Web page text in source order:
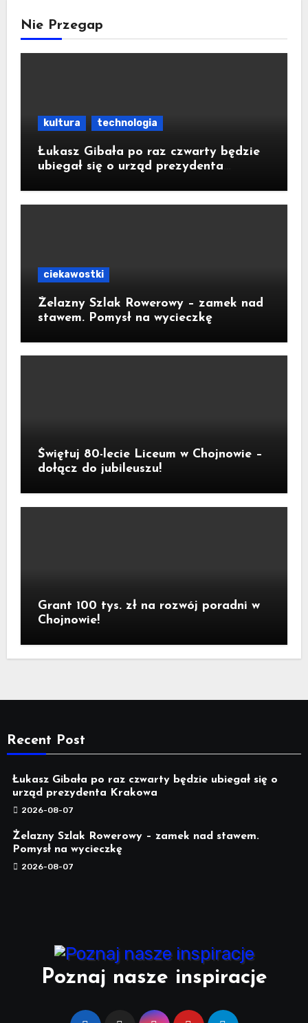
Nie Przegap
kultura technologia
Łukasz Gibała po raz czwarty będzie
ubiegał się o urząd prezydenta
ciekawostki
Żelazny Szlak Rowerowy – zamek nad
stawem. Pomysł na wycieczkę
Świętuj 80-lecie Liceum w Chojnowie –
dołącz do jubileuszu!
Grant 100 tys. zł na rozwój poradni w
Chojnowie!
Recent Post
Łukasz Gibała po raz czwarty będzie ubiegał się o
urząd prezydenta Krakowa
2026-08-07
Żelazny Szlak Rowerowy – zamek nad stawem.
Pomysł na wycieczkę
2026-08-07
Poznaj nasze inspiracje